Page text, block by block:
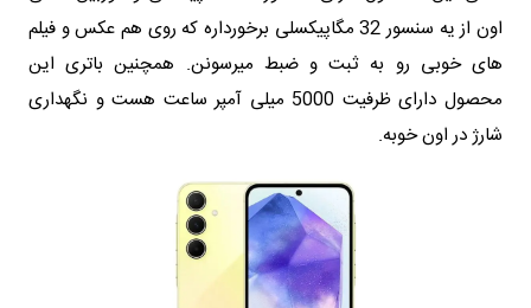
اون از یه سنسور 32 مگاپیکسلی برخورداره که روی هم عکس و فیلم
های خوبی رو به ثبت و ضبط میرسونن. همچنین باتری این
محصول دارای ظرفیت 5000 میلی آمپر ساعت هست و نگهداری
شارژ در اون خوبه.